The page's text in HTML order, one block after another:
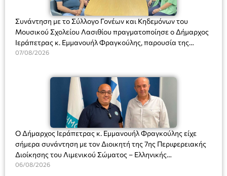
Συνάντηση με το Σύλλογο Γονέων και Κηδεμόνων του
Μουσικού Σχολείου Λασιθίου πραγματοποίησε ο Δήμαρχος
Ιεράπετρας κ. Εμμανουήλ Φραγκούλης, παρουσία της
Διευθύντριας του σχολείου κας Μαριάννας Χαΐτα.
07/08/2026
Ο Δήμαρχος Ιεράπετρας κ. Εμμανουήλ Φραγκούλης είχε
σήμερα συνάντηση με τον Διοικητή της 7ης Περιφερειακής
Διοίκησης του Λιμενικού Σώματος – Ελληνικής
Ακτοφυλακής (Λ.Σ.-ΕΛ.ΑΚΤ.), Αρχιπλοίαρχο Λ.Σ. κ. Ιωάννη
06/08/2026